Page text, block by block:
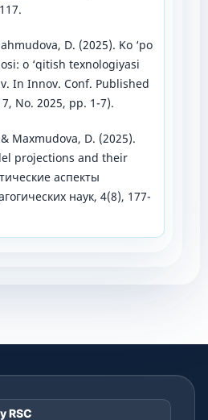
D. (2025). Ko ‘po
o ‘qitish texnologiyasi
In Innov. Conf. Published
No. 2025, pp. 1-7).
Maxmudova, D. (2025).
projections and their
аспекты
наук, 4(8), 177-
RSC